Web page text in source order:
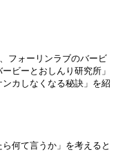
フォーリンラブのバービ
ビーとおしんり研究所」
カしなくなる秘訣」を紹
何て言うか」を考えると